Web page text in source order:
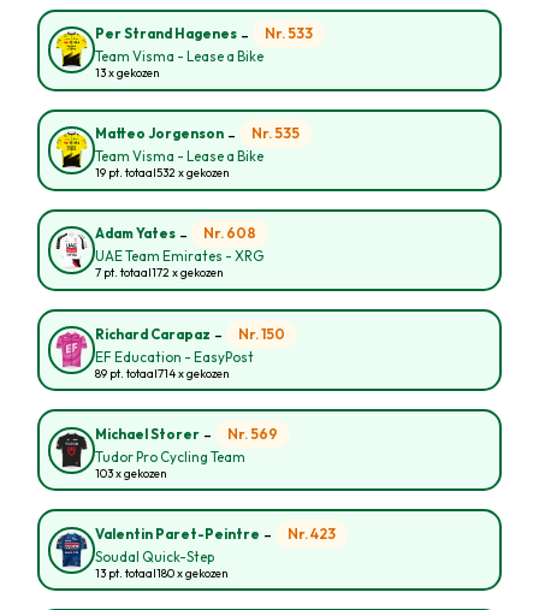
Per Strand Hagenes - Nr. 533
Team Visma - Lease a Bike
13 x gekozen
Matteo Jorgenson - Nr. 535
Team Visma - Lease a Bike
19 pt. totaal532 x gekozen
Adam Yates - Nr. 608
UAE Team Emirates - XRG
7 pt. totaal172 x gekozen
Richard Carapaz - Nr. 150
EF Education - EasyPost
89 pt. totaal714 x gekozen
Michael Storer - Nr. 569
Tudor Pro Cycling Team
103 x gekozen
Valentin Paret-Peintre - Nr. 423
Soudal Quick-Step
13 pt. totaal180 x gekozen